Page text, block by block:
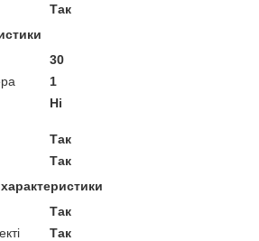
Так
30
1
Ні
Так
Так
Так
Так